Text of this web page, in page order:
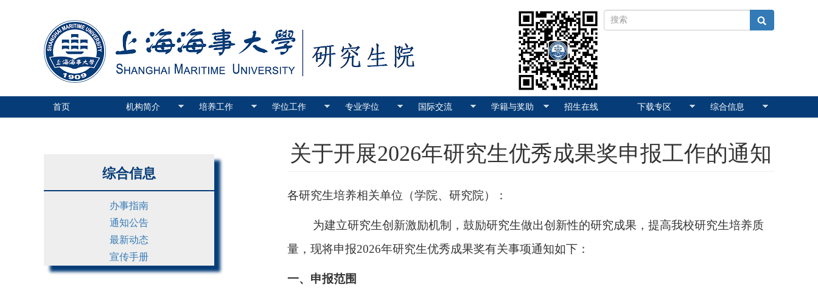
首页 机构简介 培养工作 学位工作 专业学位 国际交流 学籍与奖助 招生在线 下载专区 综合信息
综合信息
办事指南
通知公告
最新动态
宣传手册
关于开展2026年研究生优秀成果奖申报工作的通知
各研究生培养相关单位（学院、研究院）：
为建立研究生创新激励机制，鼓励研究生做出创新性的研究成果，提高我校研究生培养质
量，现将申报2026年研究生优秀成果奖有关事项通知如下：
一、申报范围